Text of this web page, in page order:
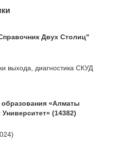
Двух Столиц"
выхода, диагностика СКУД
«Алматы
(14382)